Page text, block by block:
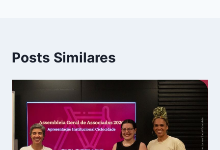
Posts Similares